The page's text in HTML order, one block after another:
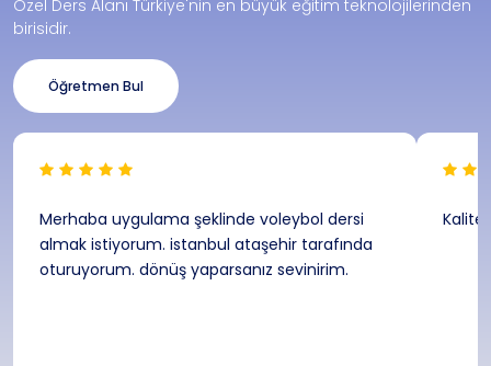
Özel Ders Alanı Türkiye'nin en büyük eğitim teknolojilerinden
birisidir.
Öğretmen Bul
Merhaba uygulama şeklinde voleybol dersi
almak istiyorum. istanbul ataşehir tarafında
oturuyorum. dönüş yaparsanız sevinirim.